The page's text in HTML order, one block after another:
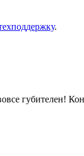
.
губителен!